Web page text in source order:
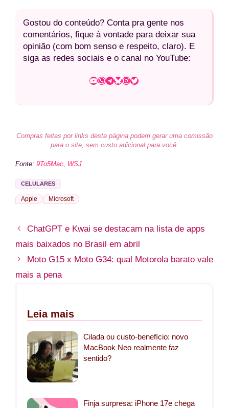
Gostou do conteúdo? Conta pra gente nos
comentários, fique à vontade para deixar sua
opinião (com bom senso e respeito, claro). E
siga as redes sociais e o canal no YouTube:
Youtube WhatsApp TelegramBluesky InstagramTwitter
Compras feitas por links desta página podem gerar uma comissão
para o site, sem custo adicional para você.
Fonte: 9To5Mac, WSJ
CELULARES
Apple Microsoft
ChatGPT e Kwai se destacam na lista de apps
mais baixados no Brasil em abril
Moto G15 x Moto G34: qual Motorola barato vale
mais a pena
Leia mais
Cilada ou custo-benefício: novo
MacBook Neo realmente faz
sentido?
Finja surpresa: iPhone 17e chega